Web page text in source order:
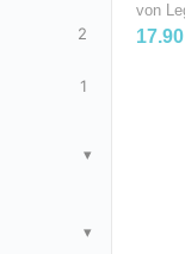
2
1
▾
▾
von
17.90